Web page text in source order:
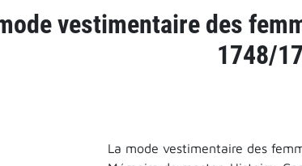
vestimentaire des
1748/
La mode vestimentaire des